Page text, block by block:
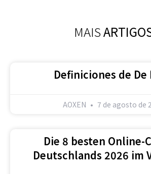
MAIS
Definiciones de De
AOXEN 7 de agosto de
Die 8 besten Online-
Deutschlands 2026 im